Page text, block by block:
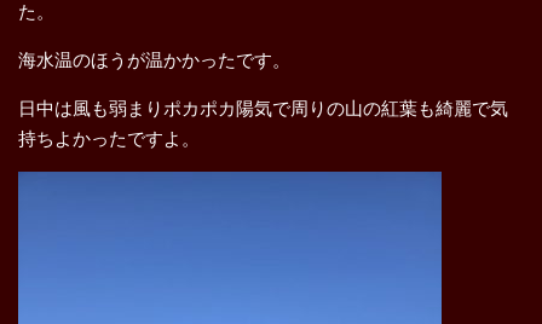
た。
海水温のほうが温かかったです。
日中は風も弱まりポカポカ陽気で周りの山の紅葉も綺麗で気
持ちよかったですよ。